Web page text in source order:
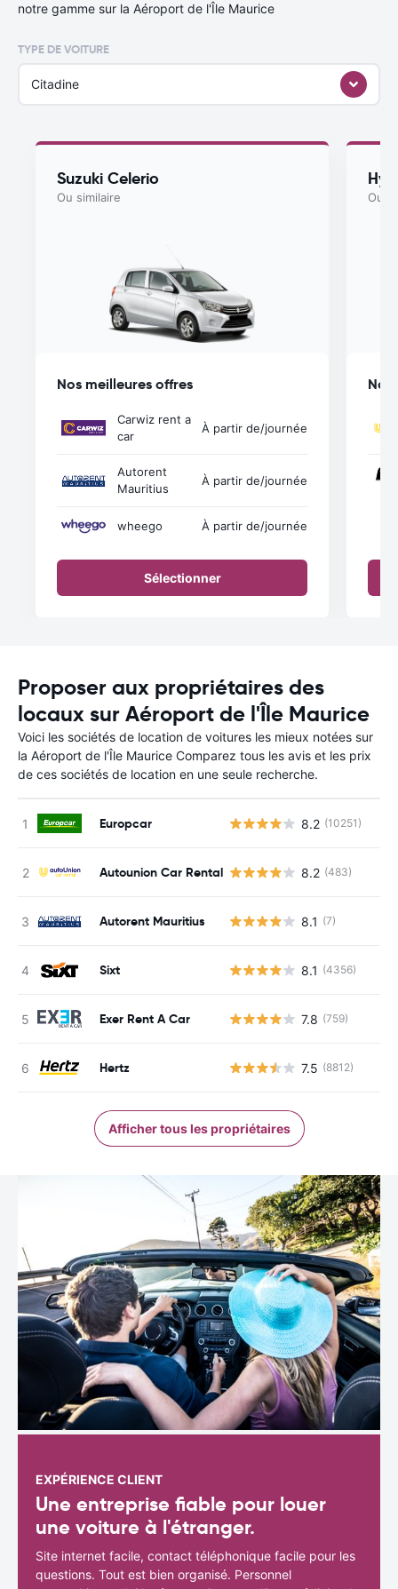
notre gamme sur la Aéroport de l'Île Maurice
TYPE DE VOITURE
Citadine
Suzuki Celerio
Ou similaire
Nos meilleures offres
Carwiz rent a
car
À partir de/journée
Autorent
Mauritius
À partir de/journée
wheego À partir de/journée
Sélectionner
Ou
Nos
Proposer aux propriétaires des
locaux sur Aéroport de l'Île Maurice
Voici les sociétés de location de voitures les mieux notées sur
la Aéroport de l'Île Maurice Comparez tous les avis et les prix
de ces sociétés de location en une seule recherche.
Europcar 8.2 (10251)
Autounion Car Rental 8.2 (483)
Autorent Mauritius 8.1 (7)
Sixt 8.1 (4356)
Exer Rent A Car 7.8 (759)
Hertz 7.5 (8812)
Afficher tous les propriétaires
EXPÉRIENCE CLIENT
Une entreprise fiable pour louer
une voiture à l'étranger.
Site internet facile, contact téléphonique facile pour les
questions. Tout est bien organisé. Personnel